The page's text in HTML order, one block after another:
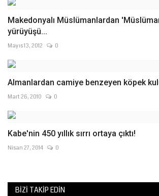
Makedonyalı Müslümanlardan
yürüyüşü...
Mayıs 13, 2012 0
Almanlardan camiye benzeyen köpek
Mart 26, 2010 0
Kabe'nin 450 yıllık sırrı ortaya çıktı!
Nisan 27, 2014 0
BIZI TAKIP EDIN